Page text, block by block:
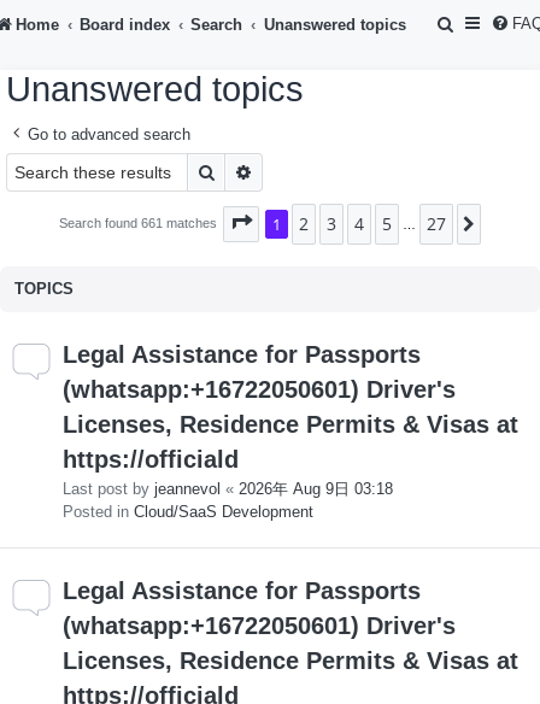
Home Board index Search Unanswered topics
S
Unanswered topics
Go to advanced search
Search
Search found 661 matches Page 1of27
1 2 3 4 5 27
TOPICS
Legal Assistance for Passports
(whatsapp:+16722050601) Driver's
Licenses, Residence Permits & Visas at
https://officiald
Last post by jeannevol « 2026年 Aug 9日 03:18
Posted in Cloud/SaaS Development
Legal Assistance for Passports
(whatsapp:+16722050601) Driver's
Licenses, Residence Permits & Visas at
https://officiald